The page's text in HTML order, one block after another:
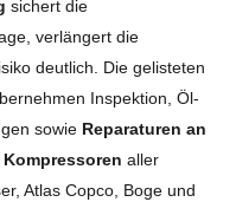
sichert die
verlängert die
deutlich. Die gelisteten
Inspektion, Öl-
sowie Reparaturen an
aller
Atlas Copco, Boge und